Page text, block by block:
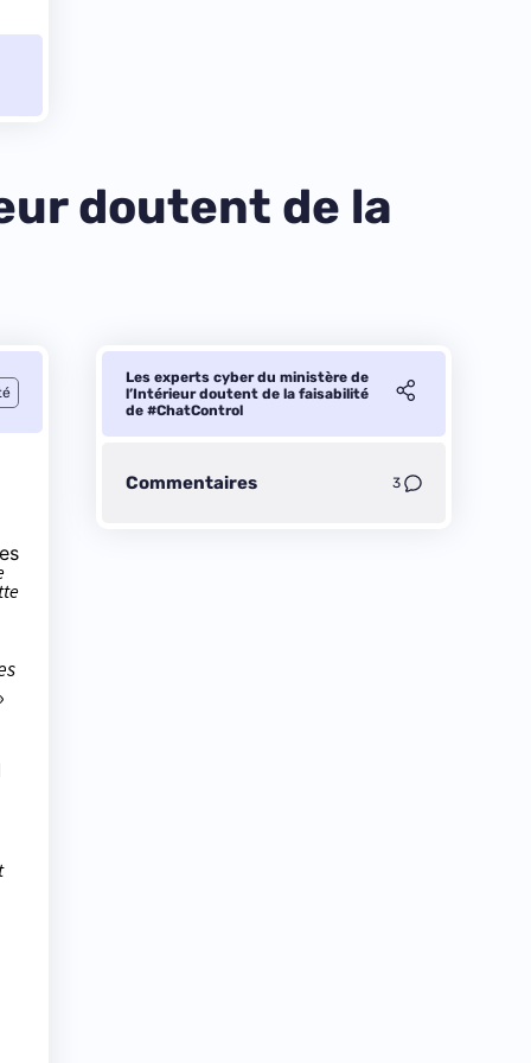
doutent de la
Les experts cyber du ministère de
l’Intérieur doutent de la faisabilité
de #ChatControl
Commentaires 3